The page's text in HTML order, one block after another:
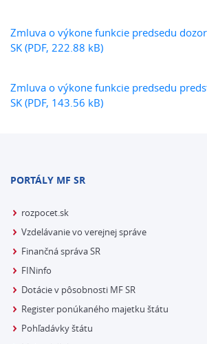
Zmluva o výkone funkcie predsedu
SK (PDF, 222.88 kB)
Zmluva o výkone funkcie predsedu
SK (PDF, 143.56 kB)
PORTÁLY MF SR
rozpocet.sk
Vzdelávanie vo verejnej správe
Finančná správa SR
FINinfo
Dotácie v pôsobnosti MF SR
Register ponúkaného majetku štátu
Pohľadávky štátu